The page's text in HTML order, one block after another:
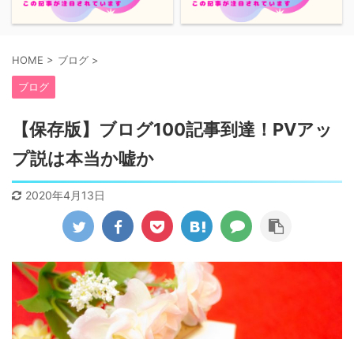
HOME > ブログ >
ブログ
【保存版】ブログ100記事到達！PVアッ
プ説は本当か嘘か
2020年4月13日